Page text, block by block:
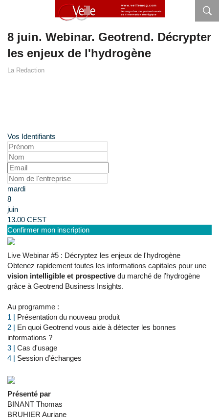
8 juin. Webinar. Geotrend. Décrypter
les enjeux de l'hydrogène
La Redaction
Vos Identifiants
mardi
8
juin
13.00 CEST
Confirmer mon inscription
Live Webinar #5 : Décryptez les enjeux de l'hydrogène
Obtenez rapidement toutes les informations capitales pour une
vision intelligible et prospective du marché de l’hydrogène
grâce à Geotrend Business Insights.
Au programme :
1 | Présentation du nouveau produit
2 | En quoi Geotrend vous aide à détecter les bonnes
​​​​​​​informations ?
3 | Cas d'usage
4 | Session d’échanges
Présenté par
BINANT Thomas
BRUHIER Auriane